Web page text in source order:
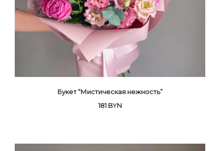
Букет “Мистическая нежность”
181 BYN